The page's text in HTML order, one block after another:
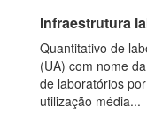
Infraestrutura
Quantitativo de
(UA) com nome
de laboratórios
utilização média...